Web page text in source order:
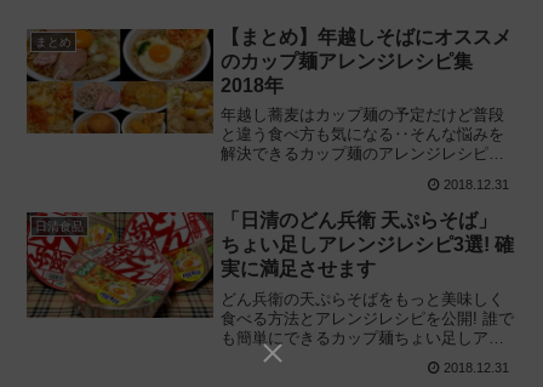
まとめ
【まとめ】年越しそばにオススメ
のカップ麺アレンジレシピ集
2018年
年越し蕎麦はカップ麺の予定だけど普段
と違う食べ方も気になる‥そんな悩みを
解決できるカップ麺のアレンジレシピを
をアレンジした年越しうどん用のレシピ
もありますので、お役立ていただけると
幸いです。
2018.12.31
日清食品
「日清のどん兵衛 天ぷらそば」
ちょい足しアレンジレシピ3選! 確
実に満足させます
どん兵衛の天ぷらそばをもっと美味しく
食べる方法とアレンジレシピを公開! 誰で
も簡単にできるカップ麺ちょい足しアレ
ンジの中から絶対おいしい本格的なレシ
ピを考えて厳選し、実際に食べてみた味
2018.12.31